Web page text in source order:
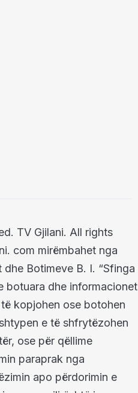
TV Gjilani. All rights
com mirëmbahet nga
Botimeve B. I. “Sfinga
botuara dhe informacionet
kopjohen ose botohen
e të shfrytëzohen
ose për qëllime
paraprak nga
apo përdorimin e